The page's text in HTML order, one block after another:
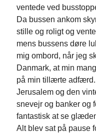
ventede ved
Da bussen ankom
stille og roligt og
mens bussens døre
mig ombord, når jeg
Danmark, at min
på min tillærte adfærd.
Jerusalem og den
snevejr og banker og
fantastisk at se
Alt blev sat på pause